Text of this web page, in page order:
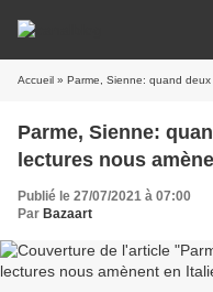
Accueil » Parme, Sienne: quand
Parme, Sienne:
lectures nous
Publié le 27/07/2021 à 07:00
Par Bazaart